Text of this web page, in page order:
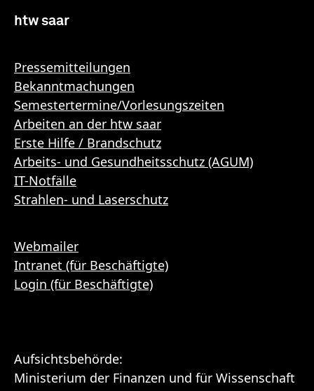
htw saar
Pressemitteilungen
Bekanntmachungen
Semestertermine/Vorlesungszeiten
Arbeiten an der htw saar
Erste Hilfe / Brandschutz
Arbeits- und Gesundheitsschutz (AGUM)
IT-Notfälle
Strahlen- und Laserschutz
Webmailer
Intranet (für Beschäftigte)
Login (für Beschäftigte)
Aufsichtsbehörde:
Ministerium der Finanzen und für Wissenschaft